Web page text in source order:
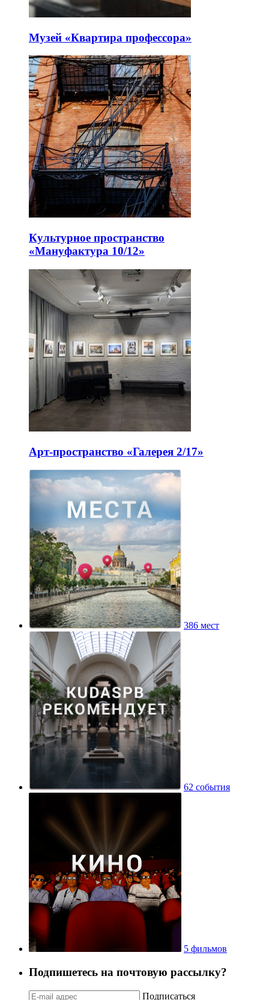
Музей «Квартира профессора»
Культурное пространство
«Мануфактура 10/12»
Арт-пространство «Галерея 2/17»
386 мест
62 события
5 фильмов
Подпишетесь на почтовую рассылку?
Подписаться